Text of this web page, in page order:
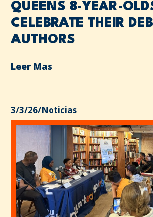
QUEENS 8-YEAR-
CELEBRATE THEIR
AUTHORS
Leer Mas
3/3/26/Noticias